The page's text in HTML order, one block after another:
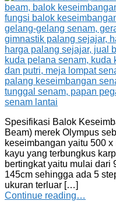
Spesifikasi Balok
Beam) merek Olympus
keseimbangan yaitu 500
kayu yang terbungkus
bertingkat yaitu mulai dari
145cm sehingga ada 5
ukuran terluar […]
Continue reading…